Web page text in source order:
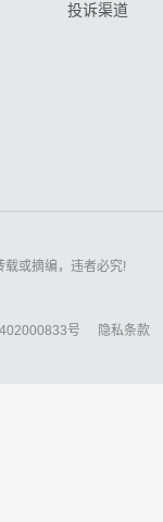
投诉渠道
或摘编，违者必究!
号 隐私条款